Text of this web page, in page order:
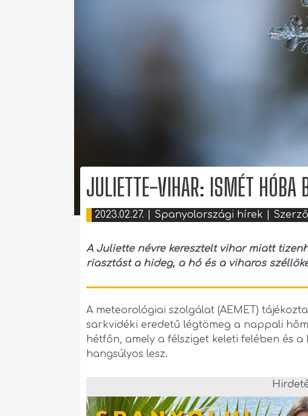
JULIETTE-VIHAR: ISMÉT HÓBA
2023.02.27. Spanyolországi hírek |
A Juliette névre keresztelt vihar miatt
riasztást a hideg, a hó és a viharos
A meteorológiai szolgálat (AEMET)
sarkvidéki eredetű légtömeg a nappali
hétfőn, amely a félsziget keleti felében és
hangsúlyos lesz.